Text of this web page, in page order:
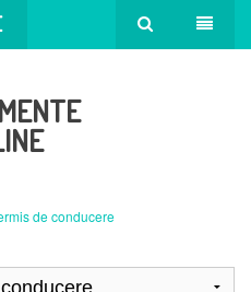
de conducere